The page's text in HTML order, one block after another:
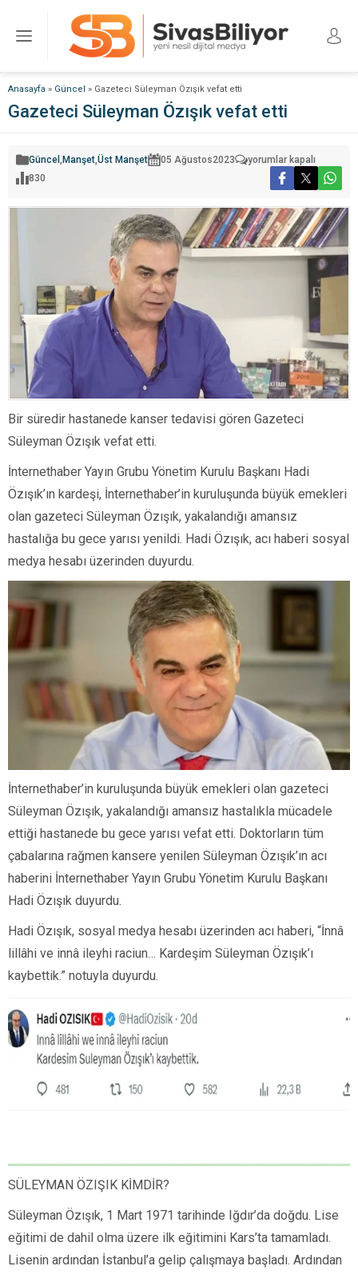
Anasayfa » Güncel » Gazeteci Süleyman Özışık vefat etti
Gazeteci Süleyman Özışık vefat etti
Güncel , Manşet,Üst Manşet 05 Ağustos2023
Gazeteci
Süleyman
etti
için
yorumlar kapalı
830
Bir süredir hastanede kanser tedavisi gören Gazeteci
Süleyman Özışık vefat etti.
İnternethaber Yayın Grubu Yönetim Kurulu Başkanı Hadi
Özışık’ın kardeşi, İnternethaber’in kuruluşunda büyük emekleri
olan gazeteci Süleyman Özışık, yakalandığı amansız
hastalığa bu gece yarısı yenildi. Hadi Özışık, acı haberi sosyal
medya hesabı üzerinden duyurdu.
İnternethaber’in kuruluşunda büyük emekleri olan gazeteci
Süleyman Özışık, yakalandığı amansız hastalıkla mücadele
ettiği hastanede bu gece yarısı vefat etti. Doktorların tüm
çabalarına rağmen kansere yenilen Süleyman Özışık’ın acı
haberini İnternethaber Yayın Grubu Yönetim Kurulu Başkanı
Hadi Özışık duyurdu.
Hadi Özışık, sosyal medya hesabı üzerinden acı haberi, “İnnâ
lillâhi ve innâ ileyhi raciun… Kardeşim Süleyman Özışık’ı
kaybettik.” notuyla duyurdu.
SÜLEYMAN ÖZIŞIK KİMDİR?
Süleyman Özışık, 1 Mart 1971 tarihinde Iğdır’da doğdu. Lise
eğitimi de dahil olma üzere ilk eğitimini Kars’ta tamamladı.
Lisenin ardından İstanbul’a gelip çalışmaya başladı. Ardından